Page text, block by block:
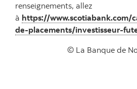
renseignements, allez
à https://
de-placements/investisseur-
© La Banque de